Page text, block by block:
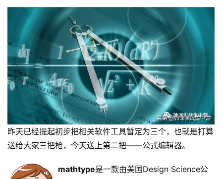
昨天已经提起初步把相关软件工具暂定为三个，也就是打算
送给大家三把枪，今天送上第二把——公式编辑器。
mathtype是一款由美国Design Science公